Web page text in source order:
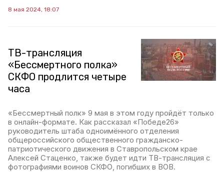
8 мая 2024, 18:07
ТВ-трансляция
«Бессмертного полка»
СКФО продлится четыре
часа
«Бессмертный полк» 9 мая в этом году пройдёт только
в онлайн-формате. Как рассказал «Победе26»
руководитель штаба одноимённого отделения
общероссийского общественного гражданско-
патриотического движения в Ставропольском крае
Алексей Стаценко, также будет идти ТВ-трансляция с
фотографиями воинов СКФО, погибших в ВОВ.